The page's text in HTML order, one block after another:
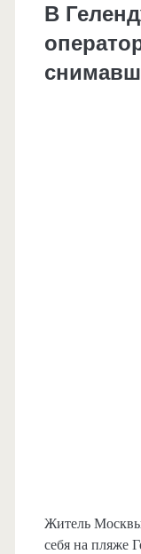
В
Житель
себя на пляже